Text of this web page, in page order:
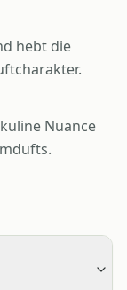
hebt die
Nuance